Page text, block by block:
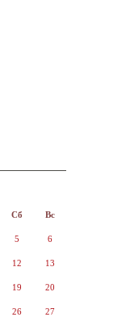
Сб Вс
5 6
12 13
19 20
26 27